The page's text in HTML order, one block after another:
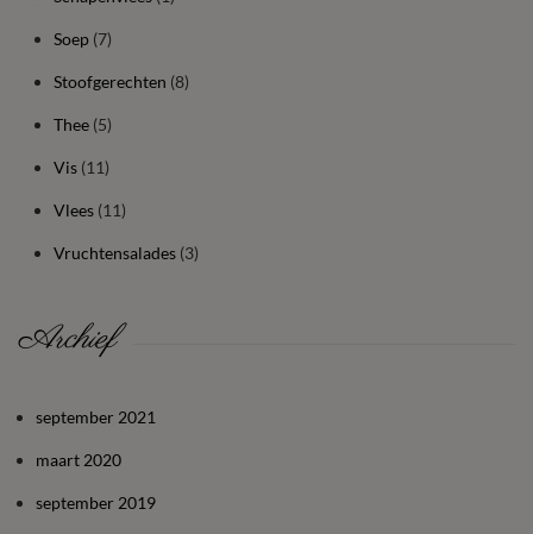
Soep (7)
Stoofgerechten (8)
Thee (5)
Vis (11)
Vlees (11)
Vruchtensalades (3)
Archief
september 2021
maart 2020
september 2019